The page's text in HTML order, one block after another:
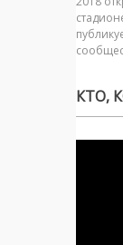
КТО,